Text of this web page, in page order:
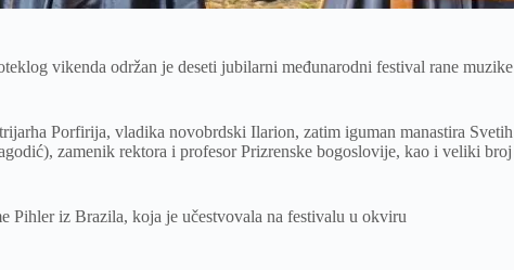
vikenda održan je deseti jubilarni međunarodni festival rane muzike
Porfirija, vladika novobrdski Ilarion, zatim iguman manastira Svetih
zamenik rektora i profesor Prizrenske bogoslovije, kao i veliki broj
Pihler iz Brazila, koja je učestvovala na festivalu u okviru